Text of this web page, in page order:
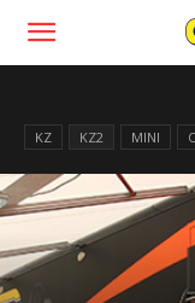
KZ KZ2 MINI